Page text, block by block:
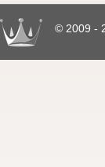
© 2009 -